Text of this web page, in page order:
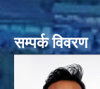
सम्पर्क विवरण